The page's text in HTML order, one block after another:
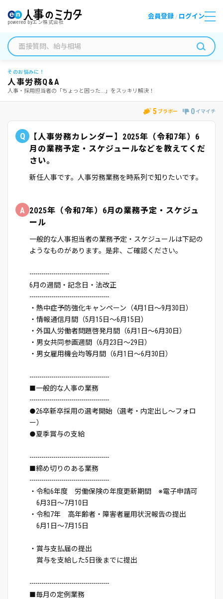
powered byエン株式会社
会員登録 / ログイン
そのお悩みに！
人事労務Q&A
人事・採用担当者の「ちょっと困った...」をスッキリ解決！
5 ブラボー 0 イマイチ
Q
【人事労務カレンダー】2025年（令和7年）6
月の業務予定・スケジュールなどを教えてくだ
さい。
新任人事です。人事労務業務を時系列で知りたいです。
A 2025年（令和7年）6月の業務予定・スケジュ
ール
一般的な人事担当者の業務予定・スケジュールは下記の
ようなものがあります。是非、ご確認ください。
----------------------------------------
6月の週間・記念日・法改正
----------------------------------------
・熱中症予防強化キャンペーン（4月1日～9月30日）
・情報通信月間（5月15日～6月15日）
・外国人労働者問題啓発月間（6月1日～6月30日）
・男女共同参画週間（6月23日～29日）
・男女雇用機会均等月間（6月1日～6月30日）
----------------------------------------
■一般的な人事の業務
----------------------------------------
●26卒新卒採用の選考開始（選考・内定出し～フォロ
ー）
●夏季賞与の支給
----------------------------------------
■締め切りのある業務
----------------------------------------
・令和6年度 労働保険の年度更新期間 ※電子申請可
6月3日～7月10日
・令和7年 高年齢者・障害者雇用状況報告の提出
6月1日～7月15日
・賞与支払届の提出
賞与を支給した5日後までに提出
----------------------------------------
■毎月の定例業務